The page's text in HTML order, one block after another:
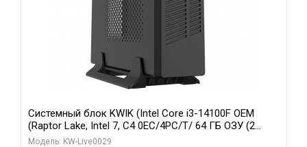
Системный блок KWIK (Intel Core i3-14100F OEM
(Raptor Lake, Intel 7, C4 0EC/4PC/T/ 64 ГБ ОЗУ (2
модуля)/ MSI RTX5060Ti SHADOW 2X OC PLUS 8GB
Модель: KW-Live0029